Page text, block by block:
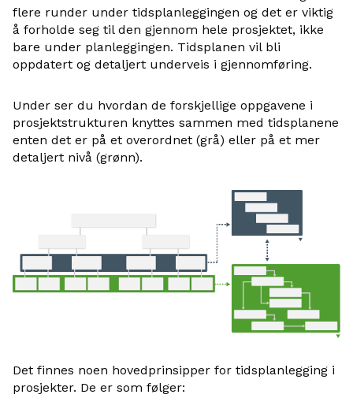
flere runder under tidsplanleggingen og det er viktig
å forholde seg til den gjennom hele prosjektet, ikke
bare under planleggingen. Tidsplanen vil bli
oppdatert og detaljert underveis i gjennomføring.
Under ser du hvordan de forskjellige oppgavene i
prosjektstrukturen knyttes sammen med tidsplanene
enten det er på et overordnet (grå) eller på et mer
detaljert nivå (grønn).
Det finnes noen hovedprinsipper for tidsplanlegging i
prosjekter. De er som følger: